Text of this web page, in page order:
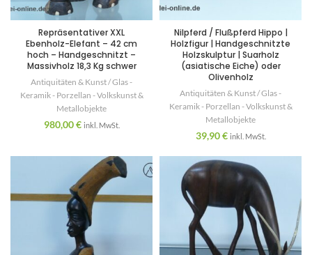
Repräsentativer XXL
Ebenholz-Elefant – 42 cm
hoch – Handgeschnitzt –
Massivholz 18,3 Kg schwer
Antiquitäten & Kunst / Glas -
Keramik - Porzellan - Volkskunst &
Metallobjekte
980,00€ inkl. MwSt.
Nilpferd / Flußpferd Hippo |
Holzfigur | Handgeschnitzte
Holzskulptur | Suarholz
(asiatische Eiche) oder
Olivenholz
Antiquitäten & Kunst / Glas -
Keramik - Porzellan - Volkskunst &
Metallobjekte
39,90€ inkl. MwSt.